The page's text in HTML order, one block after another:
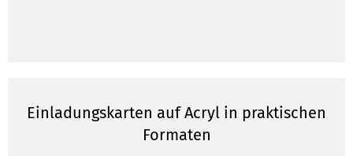
Einladungskarten auf Acryl in praktischen
Formaten